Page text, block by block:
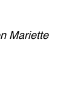
Mariette